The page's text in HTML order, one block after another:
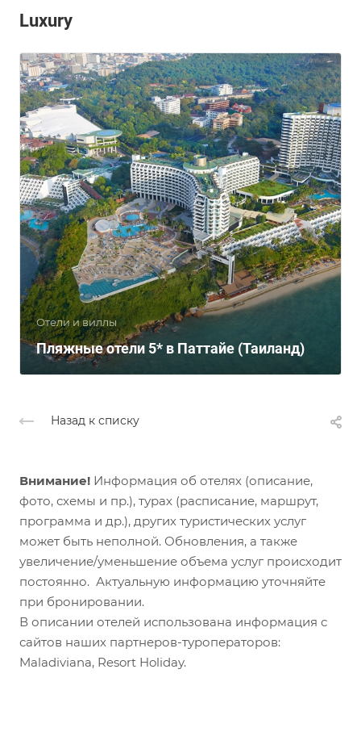
Luxury
Отели и виллы
Пляжные отели 5* в Паттайе (Таиланд)
Назад к списку
Внимание! Информация об отелях (описание,
фото, схемы и пр.), турах (расписание, маршрут,
программа и др.), других туристических услуг
может быть неполной. Обновления, а также
увеличение/уменьшение объема услуг происходит
постоянно. Актуальную информацию уточняйте
при бронировании.
В описании отелей использована информация с
сайтов наших партнеров-туроператоров:
Maladiviana, Resort Holiday.